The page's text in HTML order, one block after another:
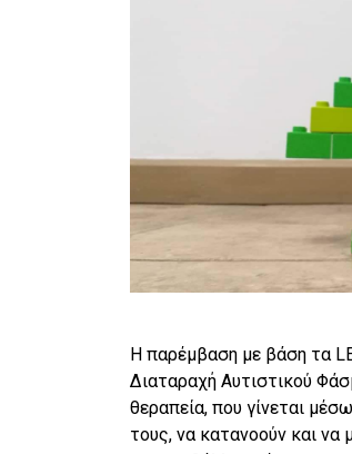
Η παρέµβαση µε βάση τα
∆ιαταραχή Αυτιστικού
θεραπεία, που γίνεται
τους, να κατανοούν και να